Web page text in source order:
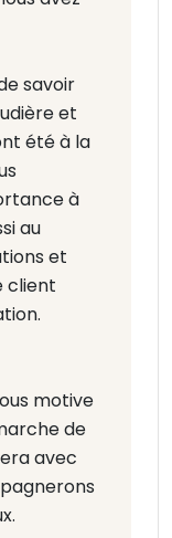
savoir
et
été à la
à
au
et
client
motive
de
avec